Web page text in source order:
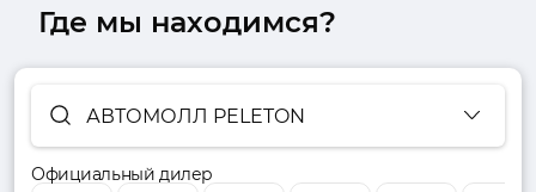
Где мы находимся?
АВТОМОЛЛ PELETON
Официальный дилер